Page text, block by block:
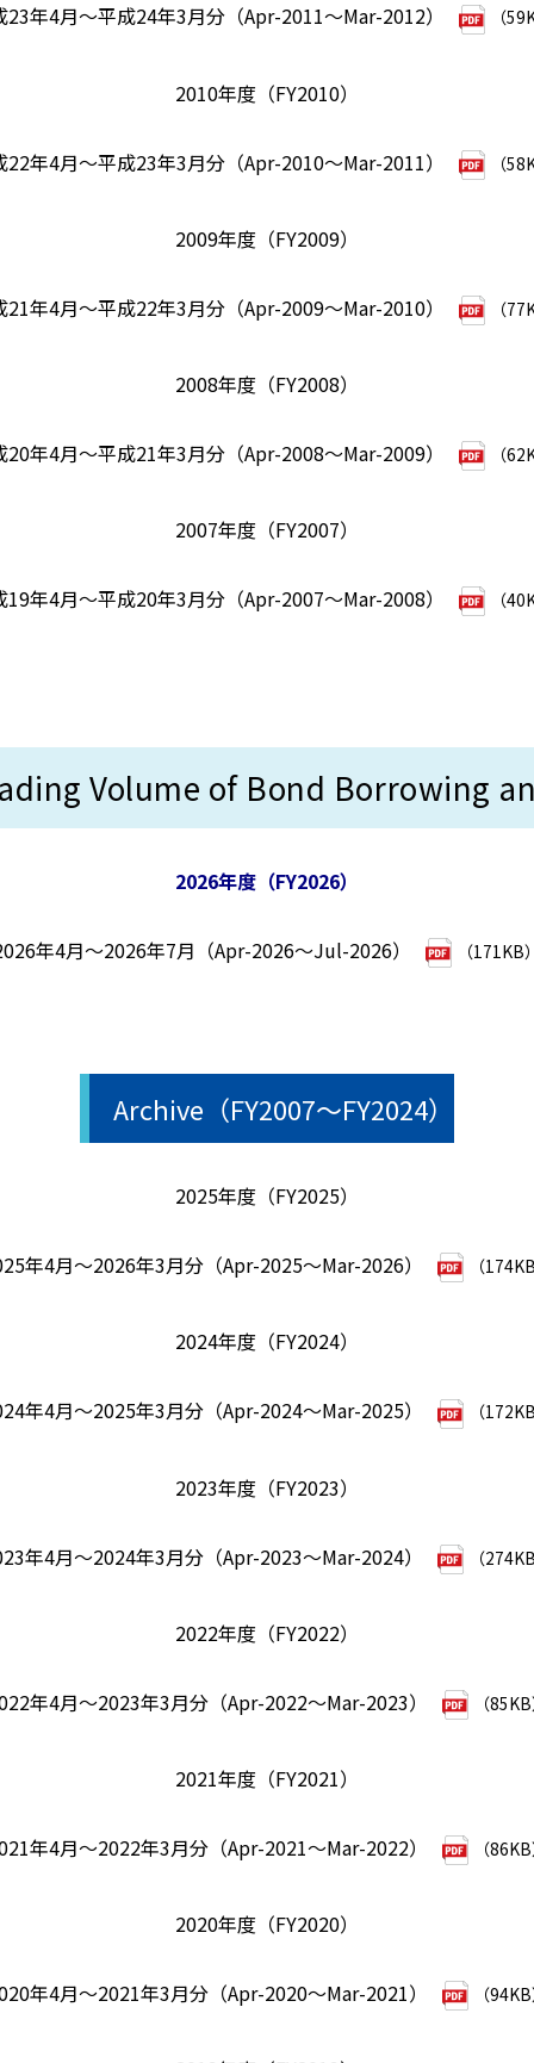
23年4月～平成24年3月分（Apr-2011～Mar-2012） （
2010年度（FY2010）
22年4月～平成23年3月分（Apr-2010～Mar-2011） （
2009年度（FY2009）
21年4月～平成22年3月分（Apr-2009～Mar-2010） （
2008年度（FY2008）
20年4月～平成21年3月分（Apr-2008～Mar-2009） （
2007年度（FY2007）
19年4月～平成20年3月分（Apr-2007～Mar-2008） （
Volume of Bond Borrowing
2026年度（FY2026）
年4月～2026年7月（Apr-2026～Jul-2026） （171KB
Archive（FY2007～FY2024）
2025年度（FY2025）
年4月～2026年3月分（Apr-2025～Mar-2026） （
2024年度（FY2024）
年4月～2025年3月分（Apr-2024～Mar-2025） （
2023年度（FY2023）
年4月～2024年3月分（Apr-2023～Mar-2024） （
2022年度（FY2022）
年4月～2023年3月分（Apr-2022～Mar-2023） （
2021年度（FY2021）
年4月～2022年3月分（Apr-2021～Mar-2022） （
2020年度（FY2020）
年4月～2021年3月分（Apr-2020～Mar-2021） （